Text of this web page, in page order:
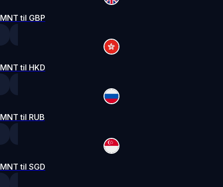
MNT til GBP
MNT til HKD
MNT til RUB
MNT til SGD